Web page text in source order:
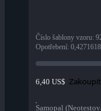
Číslo šablony vzoru:
Opotřebení:
6,40 US$ Zakoupit
Samopal